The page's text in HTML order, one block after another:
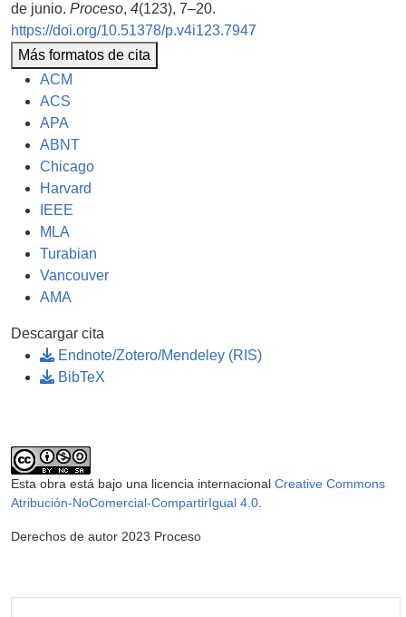
de junio. Proceso, 4(123), 7–20.
https://doi.org/10.51378/p.v4i123.7947
Más formatos de cita
ACM
ACS
APA
ABNT
Chicago
Harvard
IEEE
MLA
Turabian
Vancouver
AMA
Descargar cita
Endnote/Zotero/Mendeley (RIS)
BibTeX
Esta obra está bajo una licencia internacional Creative Commons
Atribución-NoComercial-CompartirIgual 4.0.
Derechos de autor 2023 Proceso